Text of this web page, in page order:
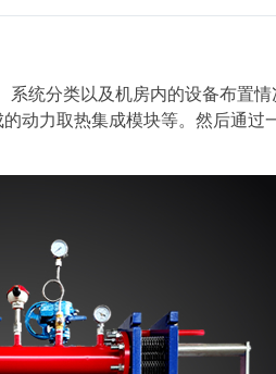
系统分类以及机房内的设备布置情
动力取热集成模块等。然后通